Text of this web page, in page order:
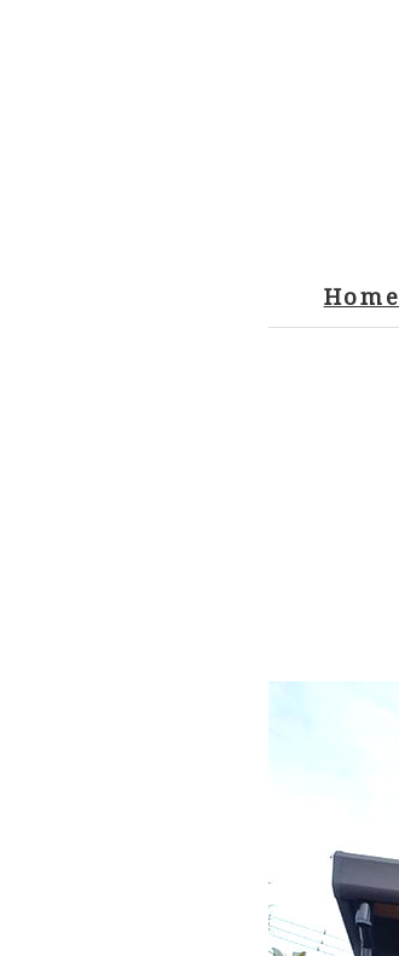
Home